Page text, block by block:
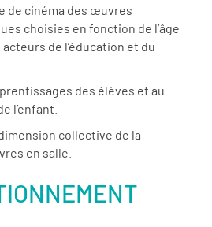
de cinéma des œuvres
choisies en fonction de l’âge
acteurs de l’éducation et du
des élèves et au
l’enfant.
collective de la
en salle.